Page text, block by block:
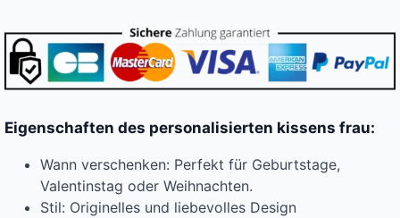
Eigenschaften des personalisierten kissens frau:
Wann verschenken: Perfekt für Geburtstage,
Valentinstag oder Weihnachten.
Stil: Originelles und liebevolles Design